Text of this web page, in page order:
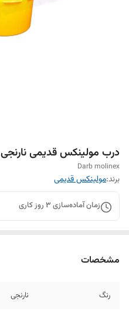
درب مولینکس قدیمی نارنجی
Darb molinex
برند:مولینکس قدیمی
زمان آماده‌سازی 3 روز کاری
مشخصات
رنگ نارنجی